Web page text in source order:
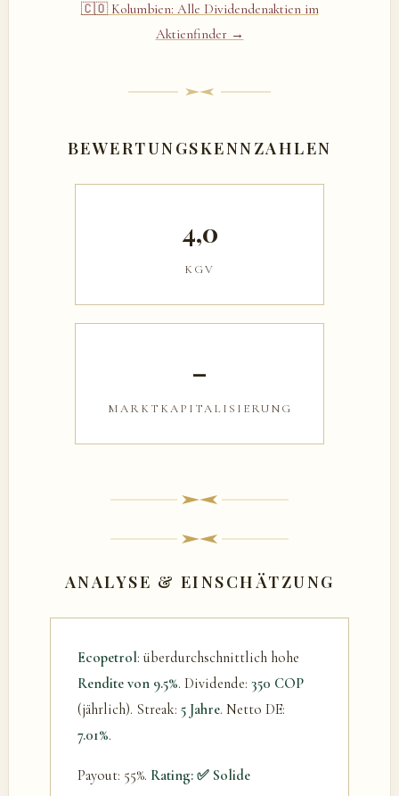
🇨🇴 Kolumbien: Alle Dividendenaktien im
Aktienfinder →
BEWERTUNGSKENNZAHLEN
4,0
KGV
–
MARKTKAPITALISIERUNG
ANALYSE & EINSCHÄTZUNG
Ecopetrol: überdurchschnittlich hohe
Rendite von 9.5%. Dividende: 350 COP
(jährlich). Streak: 5 Jahre. Netto DE:
7.01%.
Payout: 55%. Rating: ✅ Solide